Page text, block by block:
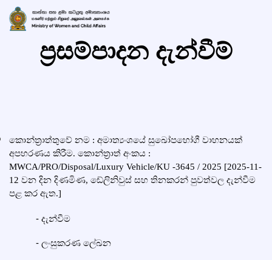
ප්‍රසම්පාදන දැන්වීම්
කොන්ත්‍රාත්තුවේ නම : අමාත්‍යං‍ශයේ සු‍ඛෝපභෝගී වාහනයක්
අපහරණය කිරීම. කොන්ත්‍රාත් අංකය :
MWCA/PRO/Disposal/Luxury Vehicle/KU -3645 / 2025 [2025-11-
12 වන දින දිණමිණ, ඩේලිනිවුස් සහ තිනකරන් පුවත්වල දැන්වීම
පළ කර ඇත.]
- දැන්වීම
- ලංසුකරණ ලේඛන